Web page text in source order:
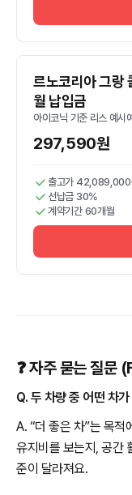
르노코리아 그랑
월 납입금
아이코닉 기준 리스 예시
297,590원
출고가 42,089,000
선납금 30%
계약기간 60개월
❓ 자주 묻는 질문
Q. 두 차량 중 어떤 차
A. “더 좋은 차”는 목적
유지비를 보는지, 공간
준이 달라져요.